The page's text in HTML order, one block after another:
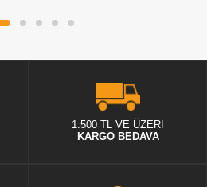
1.500 TL VE ÜZERİ
KARGO BEDAVA